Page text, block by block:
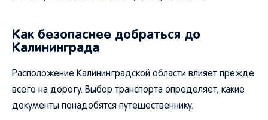
Как безопаснее добраться до
Калининграда
Расположение Калининградской области влияет прежде
всего на дорогу. Выбор транспорта определяет, какие
документы понадобятся путешественнику.